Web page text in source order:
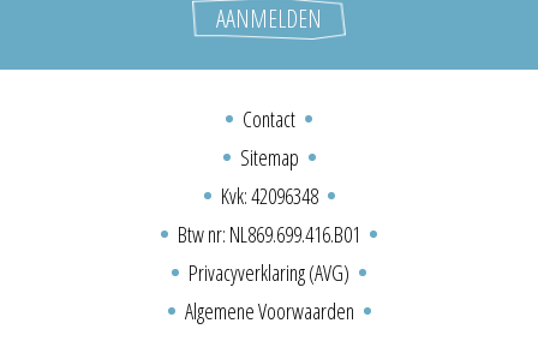
Contact
Sitemap
Kvk: 42096348
Btw nr: NL869.699.416.B01
Privacyverklaring (AVG)
Algemene Voorwaarden